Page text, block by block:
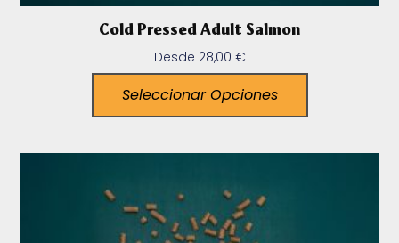
Cold Pressed Adult Salmon
Desde 28,00 €
Seleccionar Opciones